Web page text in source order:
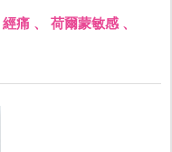
經痛、 荷爾蒙敏感、